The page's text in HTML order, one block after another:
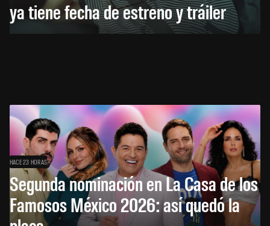
ya tiene fecha de estreno y tráiler
HACE 23 HORAS
Segunda nominación en La Casa de los
Famosos México 2026: así quedó la